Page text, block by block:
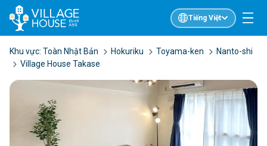
Tiếng Việt
Khu vực: Toàn Nhật Bản Hokuriku Toyama-ken
Nanto-shi
Village House Takase